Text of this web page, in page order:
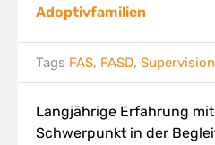
Adoptivfamilien
Tags FAS, FASD,Supervision
Langjährige Erfahrung
Schwerpunkt in der